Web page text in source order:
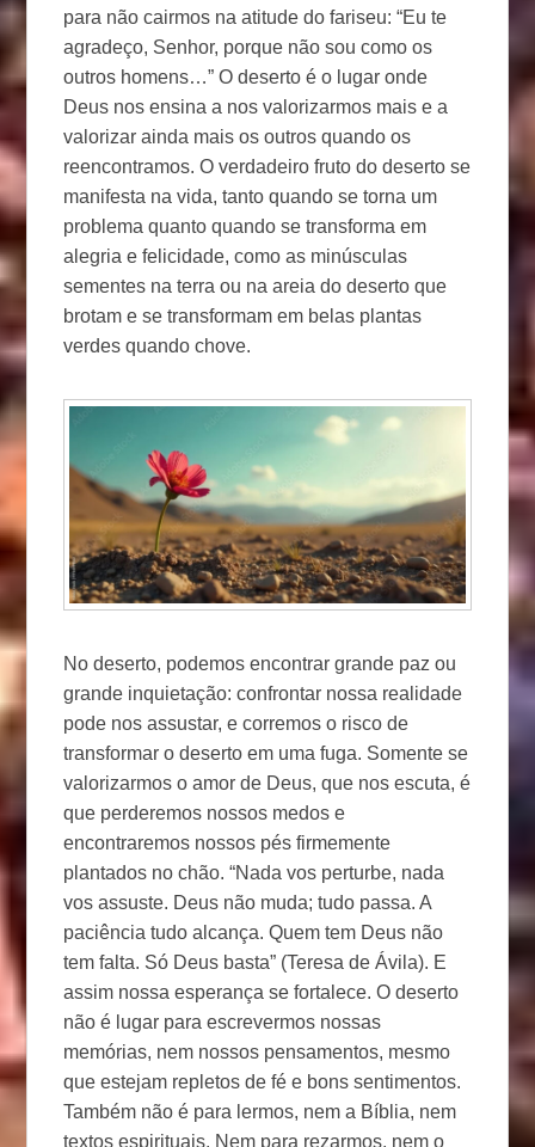
para não cairmos na atitude do fariseu: “Eu te
agradeço, Senhor, porque não sou como os
outros homens…” O deserto é o lugar onde
Deus nos ensina a nos valorizarmos mais e a
valorizar ainda mais os outros quando os
reencontramos. O verdadeiro fruto do deserto se
manifesta na vida, tanto quando se torna um
problema quanto quando se transforma em
alegria e felicidade, como as minúsculas
sementes na terra ou na areia do deserto que
brotam e se transformam em belas plantas
verdes quando chove.
No deserto, podemos encontrar grande paz ou
grande inquietação: confrontar nossa realidade
pode nos assustar, e corremos o risco de
transformar o deserto em uma fuga. Somente se
valorizarmos o amor de Deus, que nos escuta, é
que perderemos nossos medos e
encontraremos nossos pés firmemente
plantados no chão. “Nada vos perturbe, nada
vos assuste. Deus não muda; tudo passa. A
paciência tudo alcança. Quem tem Deus não
tem falta. Só Deus basta” (Teresa de Ávila). E
assim nossa esperança se fortalece. O deserto
não é lugar para escrevermos nossas
memórias, nem nossos pensamentos, mesmo
que estejam repletos de fé e bons sentimentos.
Também não é para lermos, nem a Bíblia, nem
textos espirituais. Nem para rezarmos, nem o